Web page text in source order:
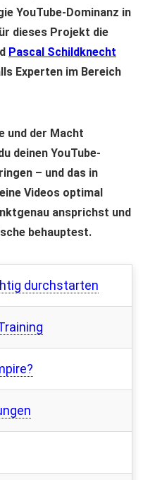
YouTube-Dominanz in
dieses Projekt die
Pascal Schildknecht
Experten im Bereich
und der Macht
deinen YouTube-
– und das in
Videos optimal
ansprichst und
behauptest.
durchstarten